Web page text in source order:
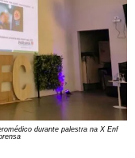
durante palestra na X Enf